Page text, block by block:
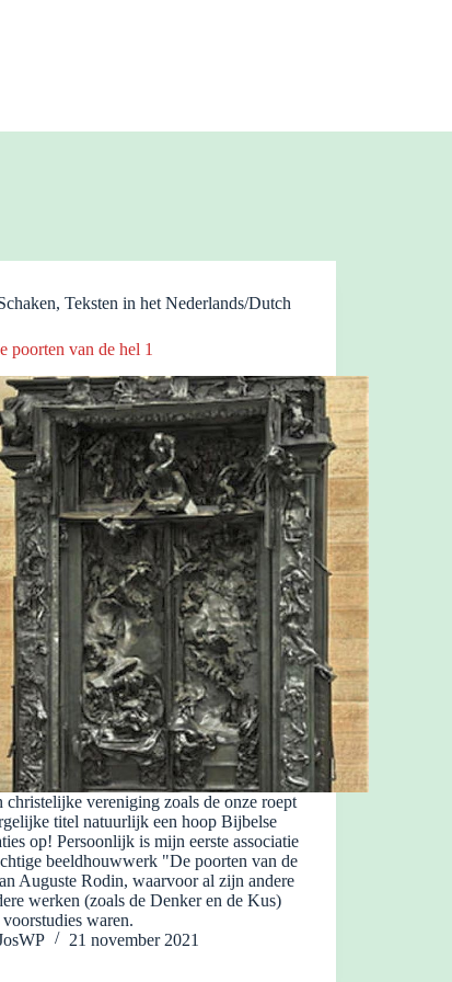
, Teksten in het Nederlands/Dutch
poorten van de hel 1
christelijke vereniging zoals de onze roept
titel natuurlijk een hoop Bijbelse
op! Persoonlijk is mijn eerste associatie
beeldhouwwerk "De poorten van de
Auguste Rodin, waarvoor al zijn andere
werken (zoals de Denker en de Kus)
voorstudies waren.
21 november 2021